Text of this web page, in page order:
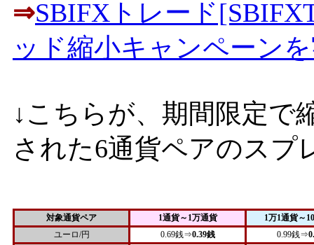
⇒SBIFXトレード
ッド縮小キャンペーン
↓こちらが、期間限定で
された6通貨ペアのスプ
対象通貨ペア 1通貨～1万通貨
1万1通貨～
ユーロ/円
0.69銭⇒0.39銭 0.99銭⇒